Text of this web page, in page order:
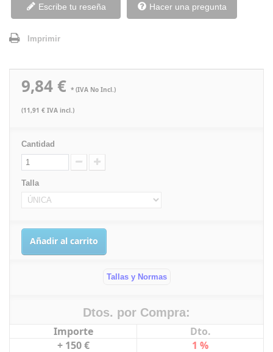
Escribe tu reseña Hacer una pregunta
Imprimir
9,84 € * (IVA No Incl.)
(11,91 € IVA incl.)
Cantidad
Talla
Añadir al carrito
Tallas y Normas
Dtos. por Compra:
Importe
Dto.
+ 150 €
1 %